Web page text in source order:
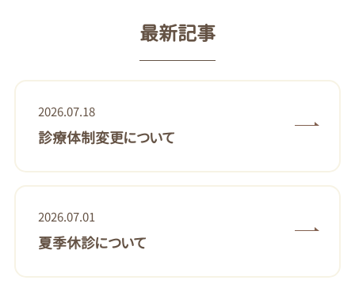
最新記事
2026.07.18
診療体制変更について
2026.07.01
夏季休診について